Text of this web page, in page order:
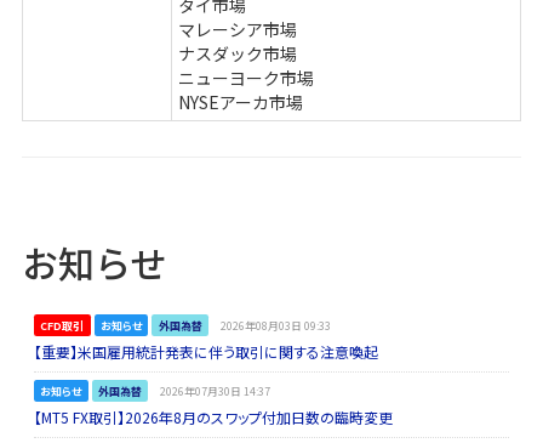
マレーシア市場
ナスダック市場
ニューヨーク市場
NYSEアーカ市場
お知らせ
CFD取引 お知らせ 外国為替 2026年08月03日 09:33
【重要】米国雇用統計発表に伴う取引に関する注意喚起
お知らせ 外国為替 2026年07月30日 14:37
【MT5 FX取引】2026年8月のスワップ付加日数の臨時変更